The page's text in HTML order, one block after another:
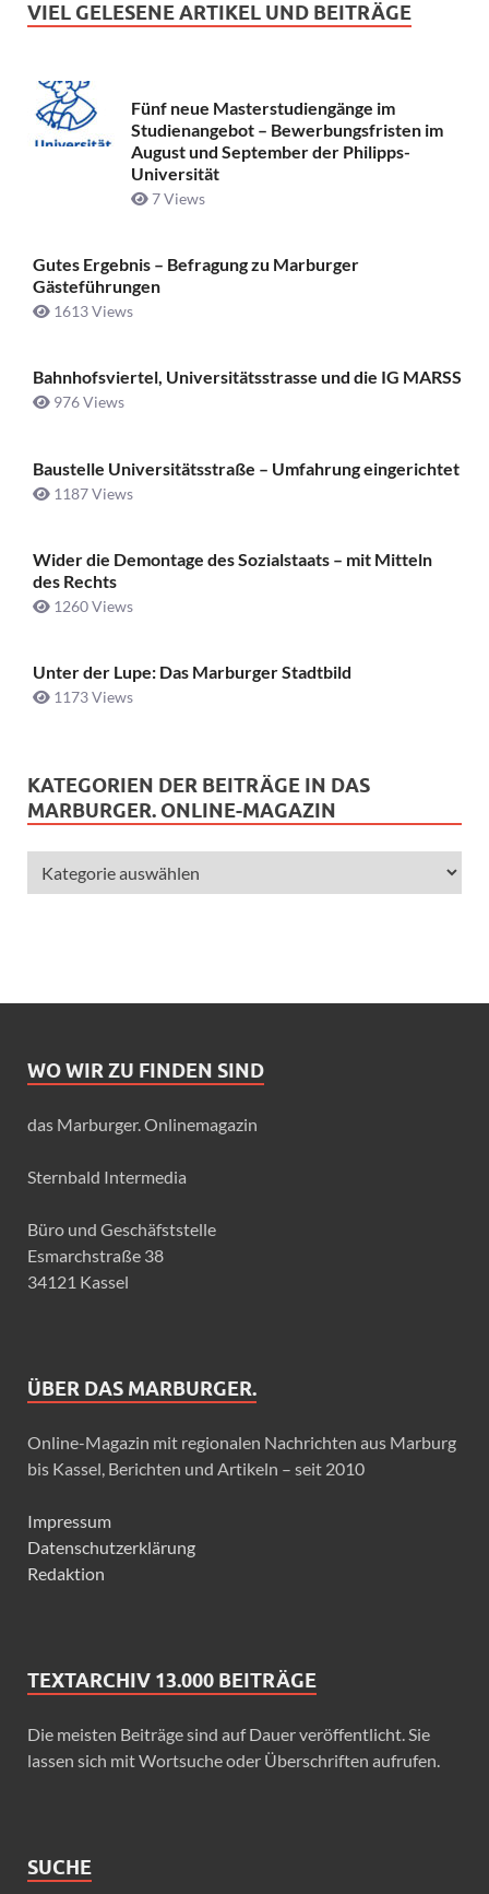
VIEL GELESENE ARTIKEL UND BEITRÄGE
Fünf neue Masterstudiengänge im
Studienangebot – Bewerbungsfristen im
August und September der Philipps-
Universität
7 Views
Gutes Ergebnis – Befragung zu Marburger
Gästeführungen
1613 Views
Bahnhofsviertel, Universitätsstrasse und die IG MARSS
976 Views
Baustelle Universitätsstraße ­– Umfahrung eingerichtet
1187 Views
Wider die Demontage des Sozialstaats – mit Mitteln
des Rechts
1260 Views
Unter der Lupe: Das Marburger Stadtbild
1173 Views
KATEGORIEN DER BEITRÄGE IN DAS
MARBURGER. ONLINE-MAGAZIN
WO WIR ZU FINDEN SIND
das Marburger. Onlinemagazin
Sternbald Intermedia
Büro und Geschäfststelle
Esmarchstraße 38
34121 Kassel
ÜBER DAS MARBURGER.
Online-Magazin mit regionalen Nachrichten aus Marburg
bis Kassel, Berichten und Artikeln – seit 2010
Impressum
Datenschutzerklärung
Redaktion
TEXTARCHIV 13.000 BEITRÄGE
Die meisten Beiträge sind auf Dauer veröffentlicht. Sie
lassen sich mit Wortsuche oder Überschriften aufrufen.
SUCHE